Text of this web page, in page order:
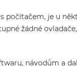
je u
žádné
návodům a